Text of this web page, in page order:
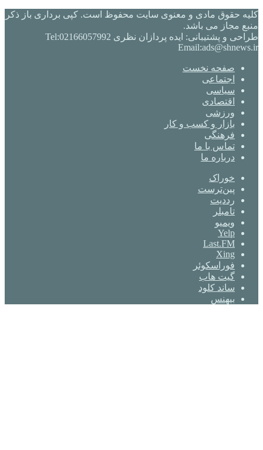
کلیه حقوق مادی و معنوی سایت محفوظ است. کپی برداری باز ذکر
منبع مجاز می باشد.
طراحی و پشتیبانی: ایده پردازان نظری Tel:02166057992
Email:ads@shnews.ir
صفحه نخست
اجتماعی
سیاسی
اقتصادی
ورزشی
بازار و کسب و کار
فرهنگی
تماس با ما
درباره ما
خوراک
‫پین‌ترست
‫رددیت
‫تامبلر
ویمیو
Yelp
Last.FM
Xing
فوراسکوئر
گیت ‌هاب
ساند کلود
بیهنس